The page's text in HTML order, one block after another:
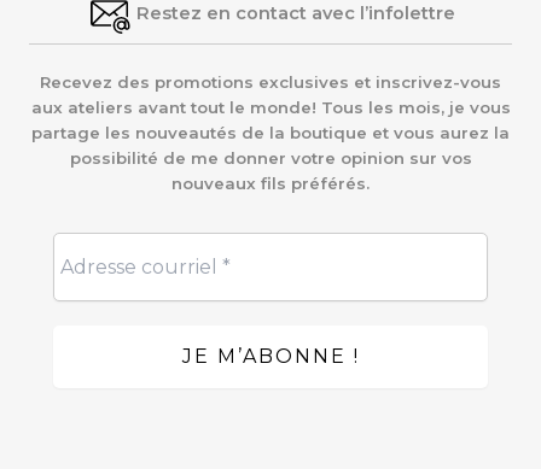
Restez en contact avec l’infolettre
Recevez des promotions exclusives et inscrivez-vous
aux ateliers avant tout le monde! Tous les mois, je vous
partage les nouveautés de la boutique et vous aurez la
possibilité de me donner votre opinion sur vos
nouveaux fils préférés.